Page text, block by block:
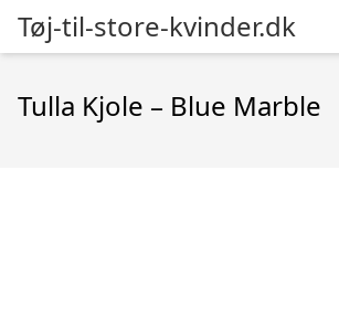
Tøj-til-store-kvinder.dk
Tulla Kjole – Blue Marble